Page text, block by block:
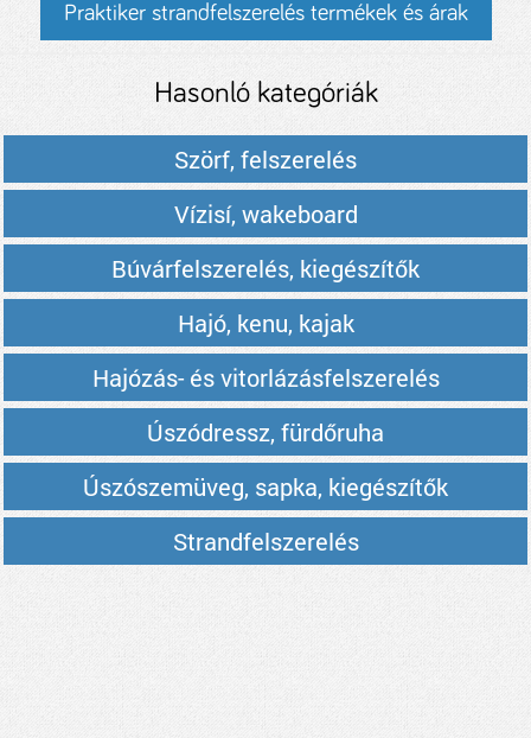
Praktiker strandfelszerelés termékek és árak
Hasonló kategóriák
Szörf, felszerelés
Vízisí, wakeboard
Búvárfelszerelés, kiegészítők
Hajó, kenu, kajak
Hajózás- és vitorlázásfelszerelés
Úszódressz, fürdőruha
Úszószemüveg, sapka, kiegészítők
Strandfelszerelés